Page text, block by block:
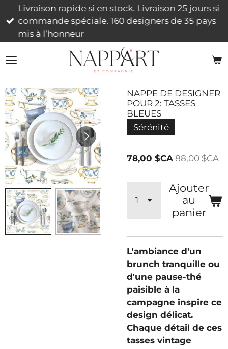
Passer
au
contenu
Livraison rapide si en stock. Livraison 25 jours si
commande spéciale. 160 designers de 35 pays
mis à l’honneur
NAPPE DE DESIGNER
POUR 2: TASSES
BLEUES
Sérénité
78,00 $CA 88,00 $CA
Ajouter
au
panier
L'ambiance d'un
brunch tranquille ou
d'une pause-thé
paisible à la
campagne inspire ce
design délicat.
Chaque détail de ces
tasses vintage